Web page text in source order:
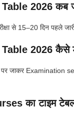
2026 कब
से 15–20 दिन पहले
2026 कैसे
जाकर Examination
का टाइम